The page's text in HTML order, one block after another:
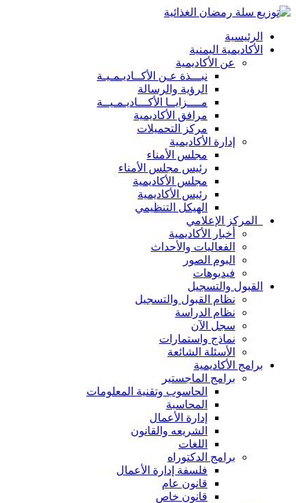
الرئيسية
الأكاديمية اليمنية
عن الأكاديمية
نبـــذة عـن الأكــاديـمـيـة
الرؤية والرسالة
مــــزايــا الأكـــاديـمـيــة
مرافق الأكاديمية
مركز التحميلات
إدارة الأكاديمية
مجلس الأمناء
رئيس مجلس الأمناء
مجلس الأكاديمية
رئيس الأكاديمية
الهيكل التنظيمي
المركز الإعلامي
أخبار الأكاديمية
الفعاليات والأحداث
البوم الصور
فيديوهات
القبول والتسجيل
نظام القبول والتسجيل
نظام الدراسة
سجل الآن
نماذج واستمارات
الأسئلة الشائعة
برامج الأكاديمية
برامج الماجستير
الحاسوب وتقنية المعلومات
المحاسبة
إدارة الأعمال
الشريعه والقانون
اللغات
برامج الدكتوراه
فلسفة إدارة الأعمال
قانون عام
قانون خاص